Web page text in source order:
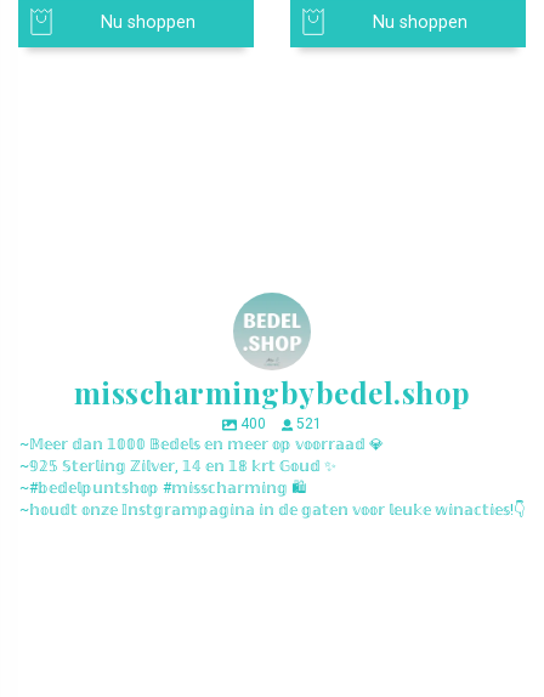
Nu shoppen Nu shoppen
misscharmingbybedel.shop
400
521
~𝕄𝕖𝕖𝕣 𝕕𝕒𝕟 𝟙𝟘𝟘𝟘 𝔹𝕖𝕕𝕖𝕝𝕤 𝕖𝕟 𝕞𝕖𝕖𝕣 𝕠𝕡 𝕧𝕠𝕠𝕣𝕣𝕒𝕒𝕕 💎
~𝟡𝟚𝟝 𝕊𝕥𝕖𝕣𝕝𝕚𝕟𝕘 ℤ𝕚𝕝𝕧𝕖𝕣, 𝟙𝟜 𝕖𝕟 𝟙𝟠 𝕜𝕣𝕥 𝔾𝕠𝕦𝕕 ✨
~#𝕓𝕖𝕕𝕖𝕝𝕡𝕦𝕟𝕥𝕤𝕙𝕠𝕡 #𝕞𝕚𝕤𝕤𝕔𝕙𝕒𝕣𝕞𝕚𝕟𝕘 🛍️
~𝕙𝕠𝕦𝕕𝕥 𝕠𝕟𝕫𝕖 𝕀𝕟𝕤𝕥𝕘𝕣𝕒𝕞𝕡𝕒𝕘𝕚𝕟𝕒 𝕚𝕟 𝕕𝕖 𝕘𝕒𝕥𝕖𝕟 𝕧𝕠𝕠𝕣 𝕝𝕖𝕦𝕜𝕖 𝕨𝕚𝕟𝕒𝕔𝕥𝕚𝕖𝕤!👇